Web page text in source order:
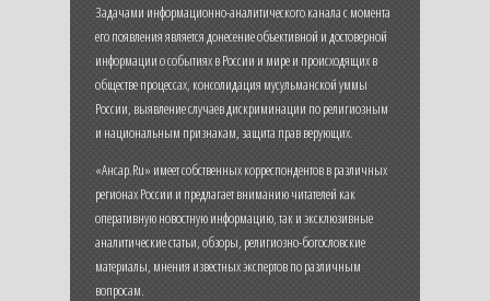
Задачами информационно-аналитического канала с момента
его появления является донесение объективной и достоверной
информации о событиях в России и мире и происходящих в
обществе процессах, консолидация мусульманской уммы
России, выявление случаев дискриминации по религиозным
и национальным признакам, защита прав верующих.
«Ансар.Ru» имеет собственных корреспондентов в различных
регионах России и предлагает вниманию читателей как
оперативную новостную информацию, так и эксклюзивные
аналитические статьи, обзоры, религиозно-богословские
материалы, мнения известных экспертов по различным
вопросам.